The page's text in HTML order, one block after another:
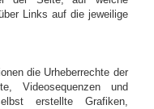
Links auf die jeweilige
die Urheberrechte der
Videosequenzen und
erstellte Grafiken,